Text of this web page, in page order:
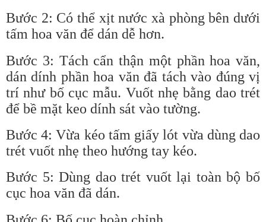
Bước 2: Có thể xịt nước xà phòng bên dưới
tấm hoa văn để dán dễ hơn.
Bước 3: Tách cẩn thận một phần hoa văn,
dán dính phần hoa văn đã tách vào đúng vị
trí như bố cục mẫu. Vuốt nhẹ bằng dao trét
để bề mặt keo dính sát vào tường.
Bước 4: Vừa kéo tấm giấy lót vừa dùng dao
trét vuốt nhẹ theo hướng tay kéo.
Bước 5: Dùng dao trét vuốt lại toàn bộ bố
cục hoa văn đã dán.